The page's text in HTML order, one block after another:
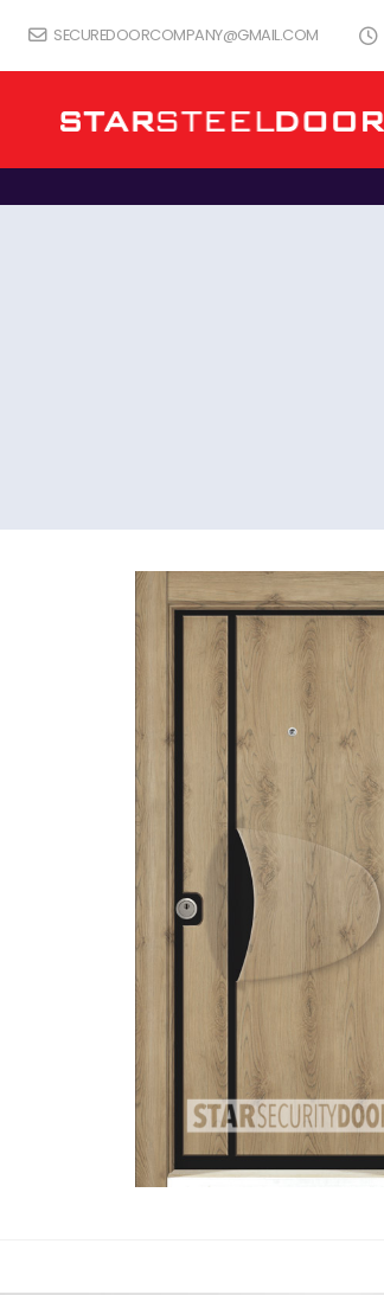
SECUREDOORCOMPANY@GMAIL.COM